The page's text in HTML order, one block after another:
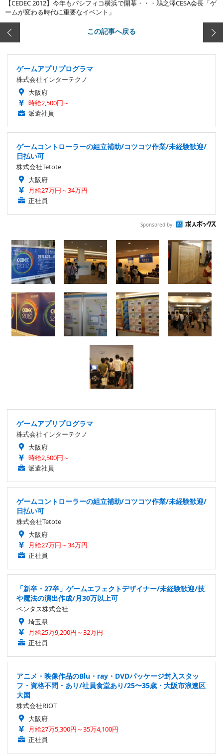
【CEDEC 2012】今年もパシフィコ横浜で開幕・・・鵜之澤CESA会長「ゲ
ームが変わる時代に重要なイベント」
この記事へ戻る
ゲームアプリプログラマ
株式会社インターテクノ
大阪府
時給2,500円～
派遣社員
ゲームコントローラーの組立補助/コツコツ作業/未経験歓迎/
日払い可
株式会社Tetote
大阪府
月給27万円～34万円
正社員
Sponsored by
ゲームアプリプログラマ
株式会社インターテクノ
大阪府
時給2,500円～
派遣社員
ゲームコントローラーの組立補助/コツコツ作業/未経験歓迎/
日払い可
株式会社Tetote
大阪府
月給27万円～34万円
正社員
「新卒・27卒」ゲームエフェクトデザイナー/未経験歓迎/技
や魔法の演出作成/月30万以上可
ベンタス株式会社
埼玉県
月給25万9,200円～32万円
正社員
アニメ・映像作品のBlu・ray・DVDパッケージ封入スタッ
フ・資格不問・あり/社員食堂あり/25〜35歳・大阪市浪速区
大国
株式会社RIOT
大阪府
月給27万5,300円～35万4,100円
正社員